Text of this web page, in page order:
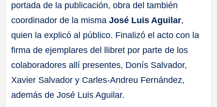
portada de la publicación, obra del también
coordinador de la misma José Luis Aguilar,
quien la explicó al público. Finalizó el acto con la
firma de ejemplares del llibret por parte de los
colaboradores allí presentes, Donís Salvador,
Xavier Salvador y Carles-Andreu Fernández,
además de José Luis Aguilar.